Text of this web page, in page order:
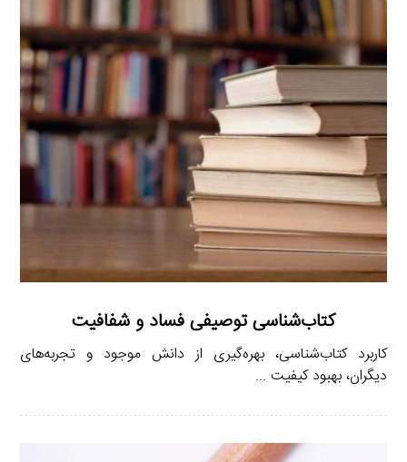
کتاب‌شناسی توصیفی فساد و شفافیت
کاربرد کتاب‌شناسی، بهره‌گیری از دانش موجود و تجربه‌های
دیگران، بهبود کیفیت ...